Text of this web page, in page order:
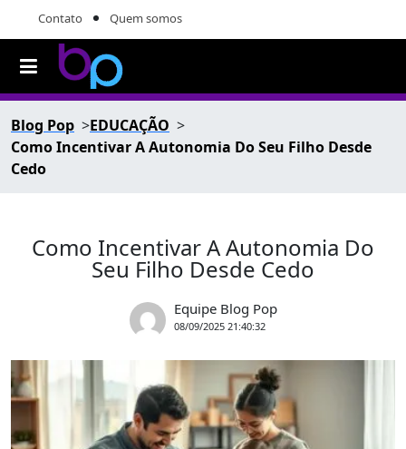
Contato Quem somos
Blog Pop
EDUCAÇÃO
Como Incentivar A Autonomia Do Seu Filho Desde
Cedo
Como Incentivar A Autonomia Do
Seu Filho Desde Cedo
Equipe Blog Pop
08/09/2025 21:40:32